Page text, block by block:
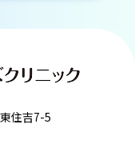
住吉7-5